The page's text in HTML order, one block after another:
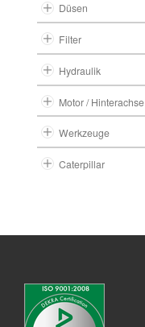
Düsen
Filter
Hydraulik
Motor / Hinterachse
Werkzeuge
Caterpillar